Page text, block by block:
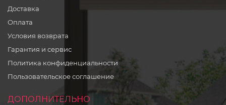
Доставка
Оплата
Условия возврата
Гарантия и сервис
Политика конфиденциальности
Пользовательское соглашение
ДОПОЛНИТЕЛЬНО